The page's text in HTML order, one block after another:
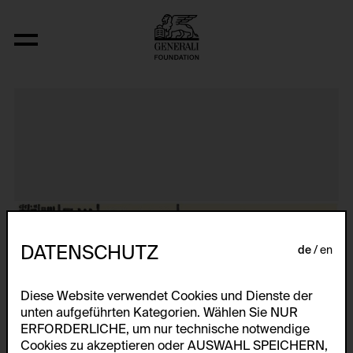
Aus der Serie "Textkarty, kartetxty,
DATENSCHUTZ de en
Diese Website verwendet Cookies und Dienste der
unten aufgeführten Kategorien. Wählen Sie NUR
ERFORDERLICHE, um nur technische notwendige
Cookies zu akzeptieren oder AUSWAHL SPEICHERN,